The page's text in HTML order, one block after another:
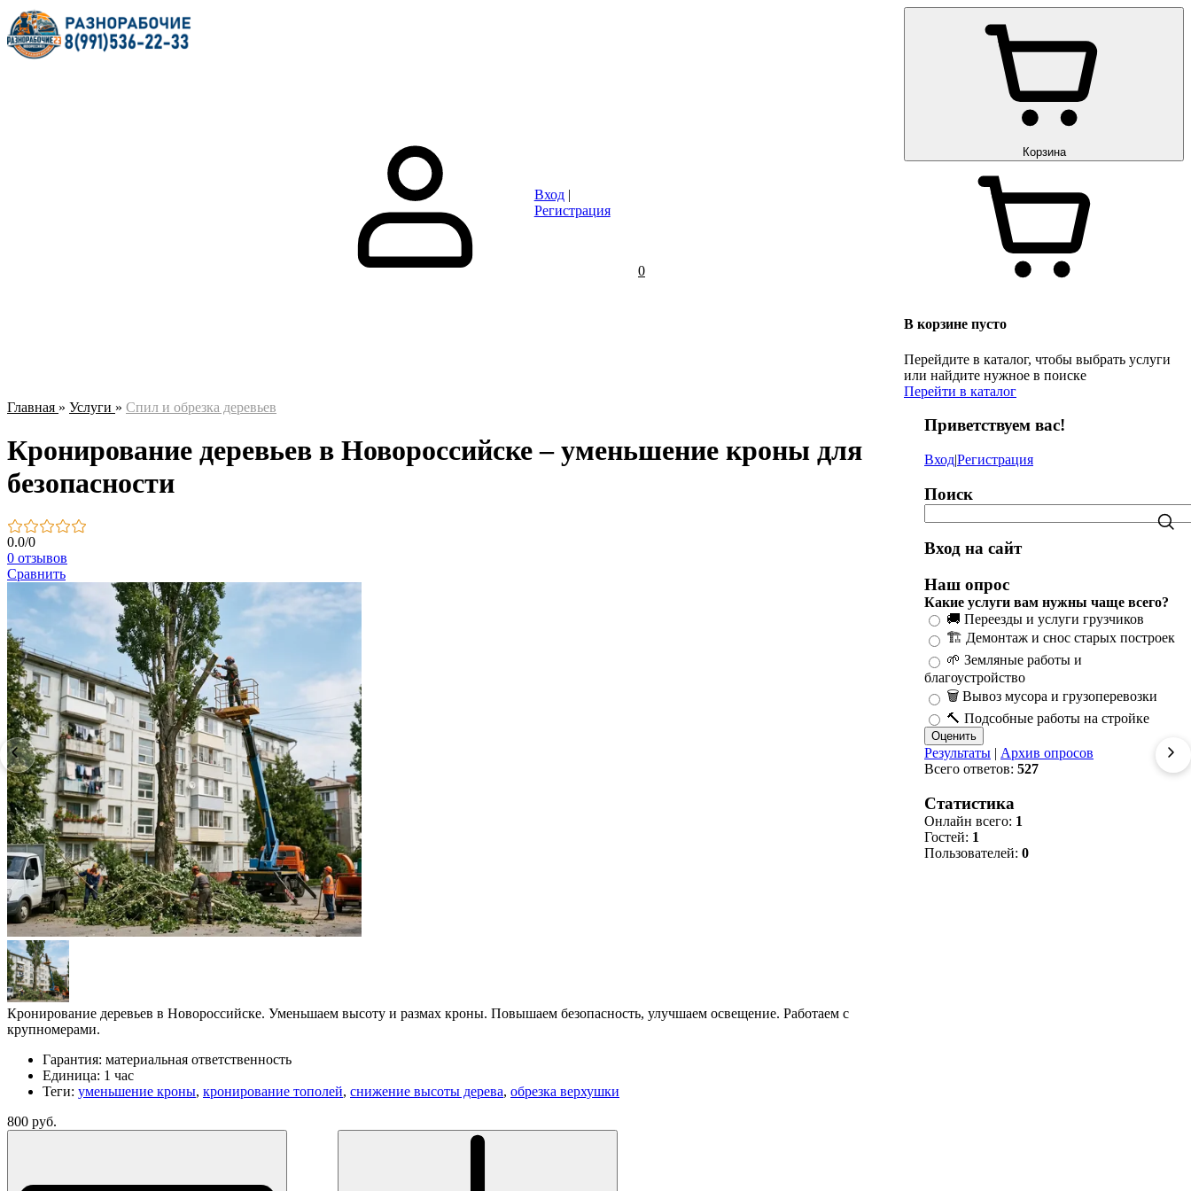
Вход|
Регистрация
0
Корзина
В корзине пусто
Перейдите в каталог, чтобы выбрать услуги
или найдите нужное в поиске
Перейти в каталог
Главная » Услуги » Спил и обрезка деревьев
Кронирование деревьев в Новороссийске – уменьшение кроны для
безопасности
0.0/0
0 отзывов
Сравнить
Кронирование деревьев в Новороссийске. Уменьшаем высоту и размах кроны. Повышаем безопасность, улучшаем освещение. Работаем с
крупномерами.
Гарантия: материальная ответственность
Единица: 1 час
Теги: уменьшение кроны, кронирование тополей, снижение высоты дерева, обрезка верхушки
800 руб.
Приветствуем вас!
Вход|Регистрация
Поиск
Вход на сайт
Наш опрос
Какие услуги вам нужны чаще всего?
🚚 Переезды и услуги грузчиков
🏗️ Демонтаж и снос старых построек
🌱 Земляные работы и
благоустройство
🗑️ Вывоз мусора и грузоперевозки
🔨 Подсобные работы на стройке
Результаты | Архив опросов
Всего ответов: 527
Статистика
Онлайн всего: 1
Гостей: 1
Пользователей: 0